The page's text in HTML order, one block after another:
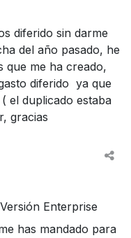
diferido sin darme
del año pasado, he
que me ha creado,
diferido ya que
el duplicado estaba
gracias
Enterprise
has mandado para